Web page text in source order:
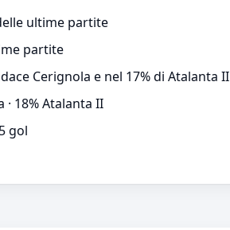
ultime partite
partite
Cerignola e nel 17% di Atalanta II
· 18% Atalanta II
gol